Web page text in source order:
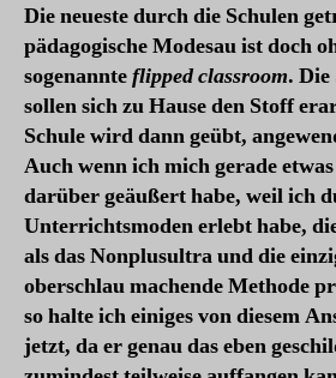
Die neueste durch die Schulen
pädagogische Modesau ist doch
sogenannteflipped classroom.
sollen sich zu Hause den Stoff
Schule wird dann geübt,
Auch wenn ich mich gerade
darüber geäußert habe, weil ich
Unterrichtsmoden erlebt habe,
als das Nonplusultra und die
oberschlau machende Methode
so halte ich einiges von diesem
jetzt, da er genau das eben